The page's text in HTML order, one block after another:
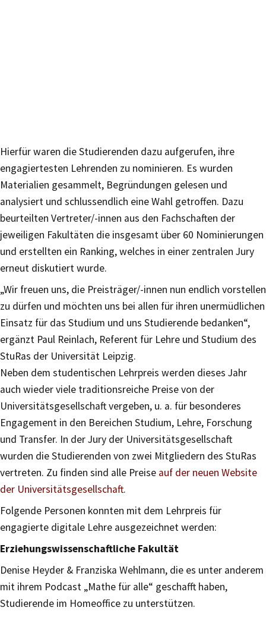
Hierfür waren die Studierenden dazu aufgerufen, ihre
engagiertesten Lehrenden zu nominieren. Es wurden
Materialien gesammelt, Begründungen gelesen und
analysiert und schlussendlich eine Wahl getroffen. Dazu
beurteilten Vertreter/-innen aus den Fachschaften der
jeweiligen Fakultäten die insgesamt über 60 Nominierungen
und erstellten ein Ranking, welches in einer zentralen Jury
erneut diskutiert wurde.
„Wir freuen uns, die Preisträger/-innen nun endlich vorstellen
zu dürfen und möchten uns bei allen für ihren unermüdlichen
Einsatz für das Studium und uns Studierende bedanken“,
ergänzt Paul Reinlach, Referent für Lehre und Studium des
StuRas der Universität Leipzig.
Neben dem studentischen Lehrpreis werden dieses Jahr
auch wieder viele traditionsreiche Preise von der
Universitätsgesellschaft vergeben, u. a. für besonderes
Engagement in den Bereichen Studium, Lehre, Forschung
und Transfer. In der Jury der Universitätsgesellschaft
wurden die Studierenden von zwei Mitgliedern des StuRas
vertreten. Zu finden sind alle Preise auf der neuen Website
der Universitätsgesellschaft.
Folgende Personen konnten mit dem Lehrpreis für
engagierte digitale Lehre ausgezeichnet werden:
Erziehungswissenschaftliche Fakultät
Denise Heyder & Franziska Wehlmann, die es unter anderem
mit ihrem Podcast „Mathe für alle“ geschafft haben,
Studierende im Homeoffice zu unterstützen.